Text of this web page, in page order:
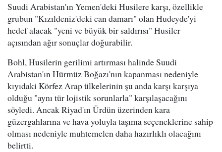
Suudi Arabistan'ın Yemen'deki Husilere karşı, özellikle
grubun "Kızıldeniz'deki can damarı" olan Hudeyde'yi
hedef alacak "yeni ve büyük bir saldırısı" Husiler
açısından ağır sonuçlar doğurabilir.
Bohl, Husilerin gerilimi artırması halinde Suudi
Arabistan'ın Hürmüz Boğazı'nın kapanması nedeniyle
kıyıdaki Körfez Arap ülkelerinin şu anda karşı karşıya
olduğu "aynı tür lojistik sorunlarla" karşılaşacağını
söyledi. Ancak Riyad'ın Ürdün üzerinden kara
güzergahlarına ve hava yoluyla taşıma seçeneklerine sahip
olması nedeniyle muhtemelen daha hazırlıklı olacağını
belirtti.